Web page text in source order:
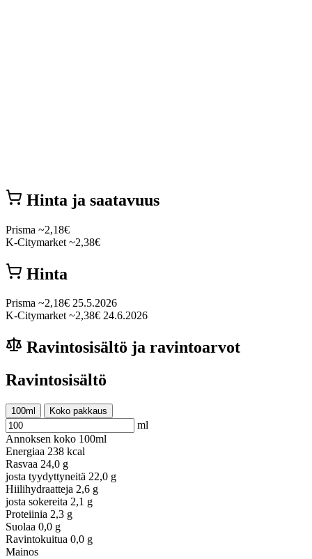
Hinta ja saatavuus
Prisma ~2,18€
K-Citymarket ~2,38€
Hinta
Prisma ~2,18€ 25.5.2026
K-Citymarket ~2,38€ 24.6.2026
Ravintosisältö ja ravintoarvot
Ravintosisältö
100ml Koko pakkaus
ml
Annoksen koko 100ml
Energiaa 238 kcal
Rasvaa 24,0 g
josta tyydyttyneitä 22,0 g
Hiilihydraatteja 2,6 g
josta sokereita 2,1 g
Proteiinia 2,3 g
Suolaa 0,0 g
Ravintokuitua 0,0 g
Mainos